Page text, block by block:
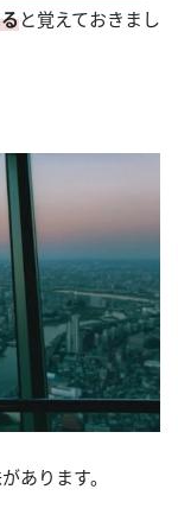
と覚えておきまし
あります。